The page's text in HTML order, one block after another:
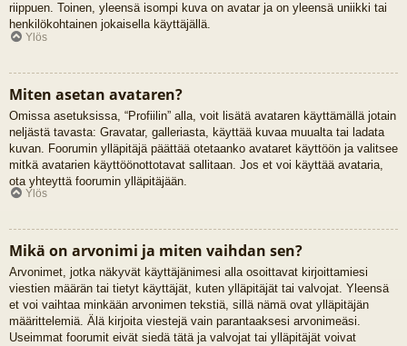
riippuen. Toinen, yleensä isompi kuva on avatar ja on yleensä uniikki tai
henkilökohtainen jokaisella käyttäjällä.
Ylös
Miten asetan avataren?
Omissa asetuksissa, “Profiilin” alla, voit lisätä avataren käyttämällä jotain
neljästä tavasta: Gravatar, galleriasta, käyttää kuvaa muualta tai ladata
kuvan. Foorumin ylläpitäjä päättää otetaanko avataret käyttöön ja valitsee
mitkä avatarien käyttöönottotavat sallitaan. Jos et voi käyttää avataria,
ota yhteyttä foorumin ylläpitäjään.
Ylös
Mikä on arvonimi ja miten vaihdan sen?
Arvonimet, jotka näkyvät käyttäjänimesi alla osoittavat kirjoittamiesi
viestien määrän tai tietyt käyttäjät, kuten ylläpitäjät tai valvojat. Yleensä
et voi vaihtaa minkään arvonimen tekstiä, sillä nämä ovat ylläpitäjän
määrittelemiä. Älä kirjoita viestejä vain parantaaksesi arvonimeäsi.
Useimmat foorumit eivät siedä tätä ja valvojat tai ylläpitäjät voivat